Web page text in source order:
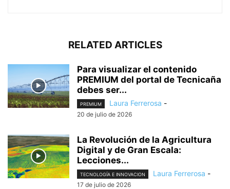
RELATED ARTICLES
Para visualizar el contenido
PREMIUM del portal de Tecnicaña
debes ser...
PREMIUM Laura Ferrerosa -
20 de julio de 2026
La Revolución de la Agricultura
Digital y de Gran Escala:
Lecciones...
TECNOLOGÍA E INNOVACION Laura Ferrerosa -
17 de julio de 2026